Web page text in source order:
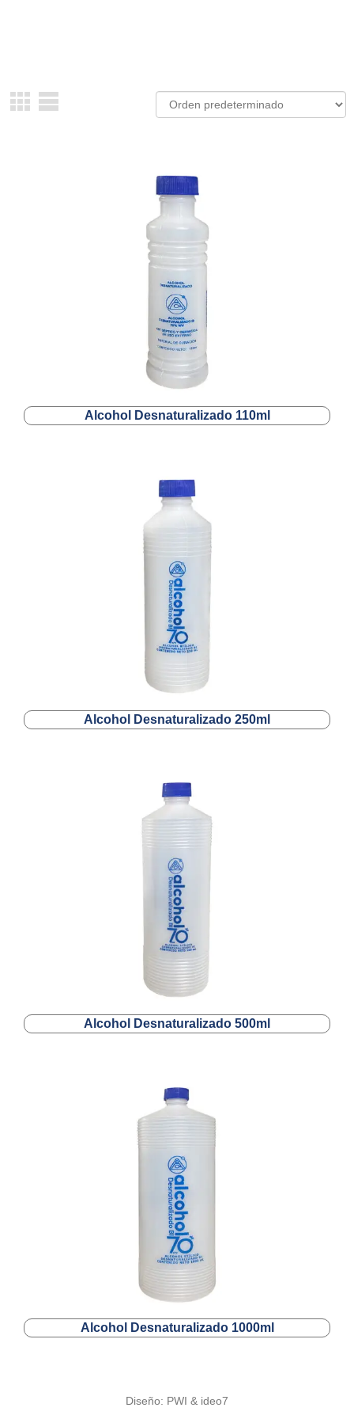
Alcohol Desnaturalizado 110ml
Alcohol Desnaturalizado 250ml
Alcohol Desnaturalizado 500ml
Alcohol Desnaturalizado 1000ml
Diseño: PWI & ideo7